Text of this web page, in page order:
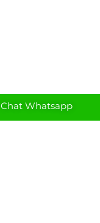
Chat Whatsapp